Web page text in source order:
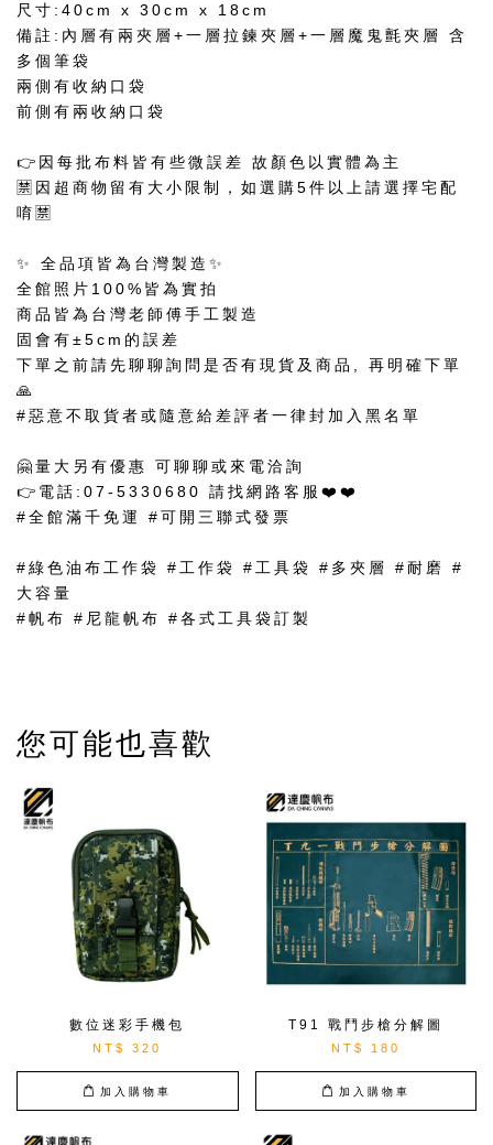
尺寸:40cm x 30cm x 18cm
備註:內層有兩夾層+一層拉鍊夾層+一層魔鬼氈夾層 含
多個筆袋
兩側有收納口袋
前側有兩收納口袋
👉因每批布料皆有些微誤差 故顏色以實體為主
🈲因超商物留有大小限制，如選購5件以上請選擇宅配
唷🈲
✨ 全品項皆為台灣製造✨
全館照片100%皆為實拍
商品皆為台灣老師傅手工製造
固會有±5cm的誤差
下單之前請先聊聊詢問是否有現貨及商品, 再明確下單
🙏
#惡意不取貨者或隨意給差評者一律封加入黑名單
🤗量大另有優惠 可聊聊或來電洽詢
👉電話:07-5330680 請找網路客服❤️❤️
#全館滿千免運 #可開三聯式發票
#綠色油布工作袋 #工作袋 #工具袋 #多夾層 #耐磨 #
大容量
#帆布 #尼龍帆布 #各式工具袋訂製
您可能也喜歡
數位迷彩手機包
NT$ 320
加入購物車
T91 戰鬥步槍分解圖
NT$ 180
加入購物車